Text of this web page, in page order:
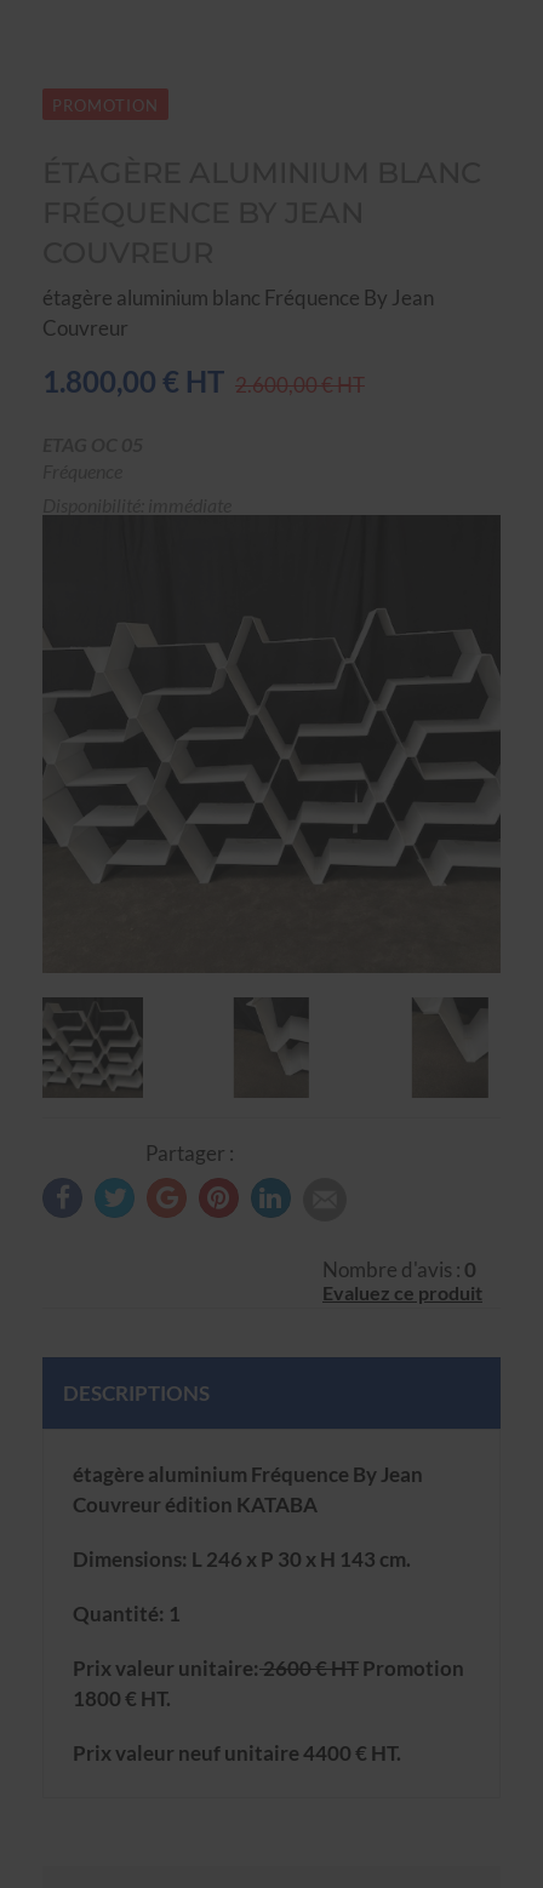
PROMOTION
étagère aluminium blanc Fréquence By Jean
Couvreur
1.800,00 € HT 2.600,00 € HT
Partager :
Nombre d'avis : 0
Evaluez ce produit
DESCRIPTIONS
étagère aluminium Fréquence By Jean
Couvreur édition KATABA
Dimensions: L 246 x P 30 x H 143 cm.
Quantité: 1
Prix valeur unitaire:2600 € HTPromotion
1800 € HT.
Prix valeur neuf unitaire 4400 € HT.